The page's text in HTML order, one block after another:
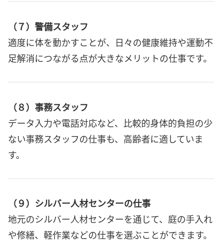
（７）警備スタッフ
適度に体を動かすことが、日々の健康維持や運動不
足解消につながる点が大きなメリットの仕事です。
（８）事務スタッフ
データ入力や電話対応など、比較的身体的負担の少
ない事務スタッフの仕事も、高齢者に適していま
す。
（９）シルバー人材センターの仕事
地元のシルバー人材センターを通じて、庭の手入れ
や修繕、軽作業などの仕事を選ぶことができます。